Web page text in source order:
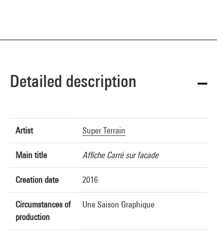
Detailed description
Artist Super Terrain
Main title Affiche Carré sur facade
Creation date 2016
Circumstances of
production
Une Saison Graphique